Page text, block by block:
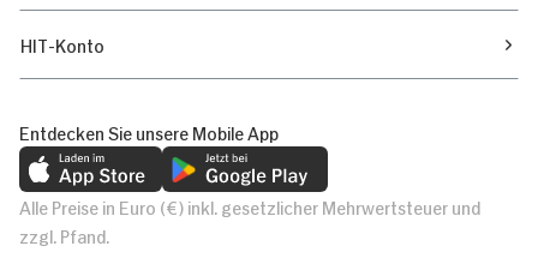
HIT-Konto
Entdecken Sie unsere Mobile App
Alle Preise in Euro (€) inkl. gesetzlicher Mehrwertsteuer und
zzgl. Pfand.